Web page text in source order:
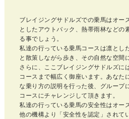
ブレイジングサドルズでの乗馬はオー
としたアウトバック、熱帯雨林などの
る事でしょう。
私達の行っている乗馬コースは凛とし
と散策しながら歩き、その自然な空間
さらに、ここブレイジングサドルズに
コースまで幅広く御座います。あなた
な乗り方の説明を行った後、グループ
コースにチャレンジして頂きます。
私達の行っている乗馬の安全性はオー
他の機構より「安全性を認定」されて